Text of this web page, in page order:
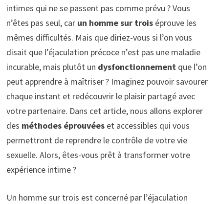
intimes qui ne se passent pas comme prévu ? Vous
n’êtes pas seul, car un homme sur troiséprouve les
mêmes difficultés. Mais que diriez-vous si l’on vous
disait que l’éjaculation précoce n’est pas une maladie
incurable, mais plutôt un dysfonctionnementque l’on
peut apprendre à maîtriser ? Imaginez pouvoir savourer
chaque instant et redécouvrir le plaisir partagé avec
votre partenaire. Dans cet article, nous allons explorer
des méthodes éprouvéeset accessibles qui vous
permettront de reprendre le contrôle de votre vie
sexuelle. Alors, êtes-vous prêt à transformer votre
expérience intime ?
Un homme sur trois est concerné par l’éjaculation